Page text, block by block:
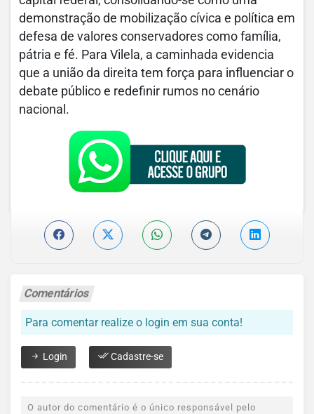
demonstração de mobilização cívica e política em
defesa de valores conservadores como família,
pátria e fé. Para Vilela, a caminhada evidencia
que a união da direita tem força para influenciar o
debate público e redefinir rumos no cenário
nacional.
Comentários
Para comentar realize o login em sua conta!
Login Cadastre-se
O autor do comentário é o único responsável pelo